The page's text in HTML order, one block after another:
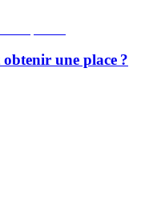
une place ?